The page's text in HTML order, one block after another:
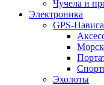
Чучела и
Электроника
GPS-
Эхолоты